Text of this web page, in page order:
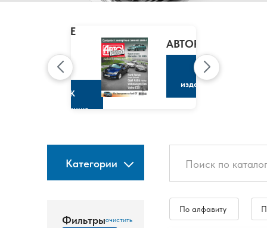
CLAIRE
МАРИ
КЛЭР
К
изданию
АВТОРЕВЮ
К
изданию
Категории
Фильтры
По алфавиту